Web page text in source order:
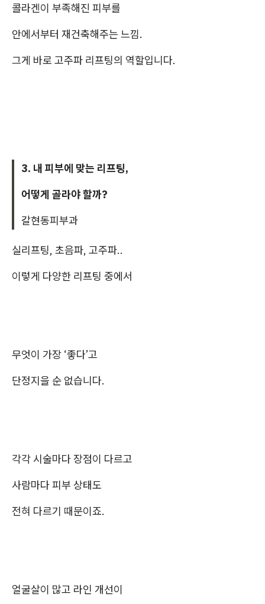
콜라겐이 부족해진 피부를
안에서부터 재건축해주는 느낌.
그게 바로 고주파 리프팅의 역할입니다.
3. 내 피부에 맞는 리프팅,
어떻게 골라야 할까?
갈현동피부과
실리프팅, 초음파, 고주파..
이렇게 다양한 리프팅 중에서
무엇이 가장 ‘좋다’고
단정지을 순 없습니다.
각각 시술마다 장점이 다르고
사람마다 피부 상태도
전혀 다르기 때문이죠.
얼굴살이 많고 라인 개선이